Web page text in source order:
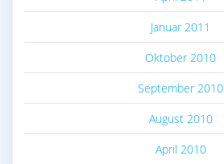
Januar 2011
Oktober 2010
September 2010
August 2010
April 2010